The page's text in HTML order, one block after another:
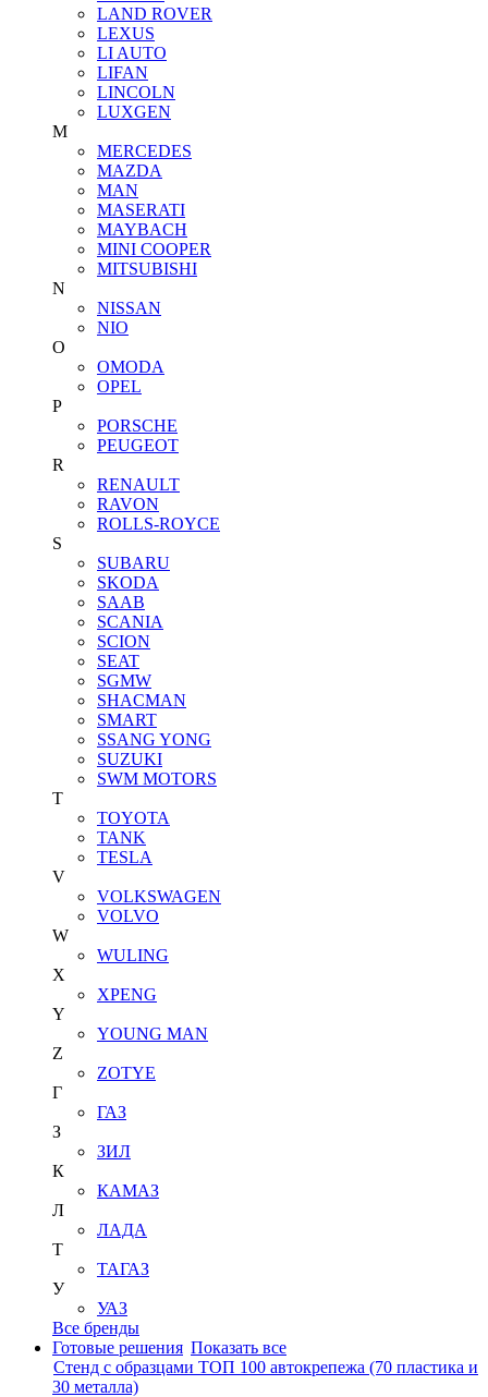
LAND ROVER
LEXUS
LI AUTO
LIFAN
LINCOLN
LUXGEN
M
MERCEDES
MAZDA
MAN
MASERATI
MAYBACH
MINI COOPER
MITSUBISHI
N
NISSAN
NIO
O
OMODA
OPEL
P
PORSCHE
PEUGEOT
R
RENAULT
RAVON
ROLLS-ROYCE
S
SUBARU
SKODA
SAAB
SCANIA
SCION
SEAT
SGMW
SHACMAN
SMART
SSANG YONG
SUZUKI
SWM MOTORS
T
TOYOTA
TANK
TESLA
V
VOLKSWAGEN
VOLVO
W
WULING
X
XPENG
Y
YOUNG MAN
Z
ZOTYE
Г
ГАЗ
З
ЗИЛ
К
КАМАЗ
Л
ЛАДА
Т
ТАГАЗ
У
УАЗ
Все бренды
Готовые решения Показать все
Стенд с образцами ТОП 100 автокрепежа (70 пластика и
30 металла)